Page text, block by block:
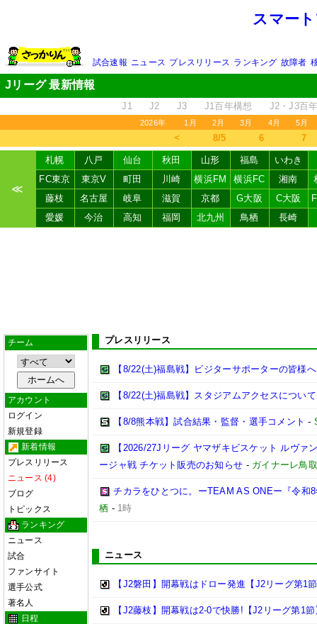
スマー
試合速報 ニュース プレスリリース ランキング 故障者
Jリーグ 最新情報
J1 J2 J3 J1百年構想 J2・J3百
2026年 1月 2月 3月 4月 5月
＜ 8/5 6 7
≪
札幌 八戸 仙台 秋田 山形 福島
いわき
FC東京
東京V 町田 川崎 横浜FM 横浜FC 湘南
藤枝
名古屋 岐阜 滋賀 京都 G大阪 C大阪
愛媛
今治 高知 福岡 北九州 鳥栖 長崎
チーム
アカウント
ログイン
新規登録
新着情報
プレスリリース
ニュース (4)
ブログ
トピックス
ランキング
ニュース
試合
ファンサイト
選手公式
著名人
日程
プレスリリース
【8/22(土)福島戦】ビジターサポーターの皆様へ
【8/22(土)福島戦】スタジアムアクセスについて
【8/8熊本戦】試合結果・監督・選手コメント -
【2026/27Jリーグ ヤマザキビスケット ルヴ
ージャ戦 チケット販売のお知らせ - ガイナーレ鳥取
チカラをひとつに。ーTEAM AS ONEー『令和
栖 - 1時
ニュース
【J2磐田】開幕戦はドロー発進【J2リーグ第1
【J2藤枝】開幕戦は2-0で快勝!【J2リーグ第1節